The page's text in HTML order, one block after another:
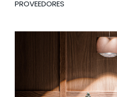
PROVEEDORES